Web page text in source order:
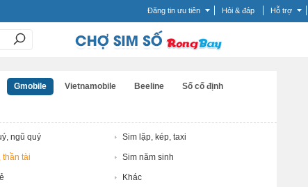
Đăng tin ưu tiên Hỏi & đáp Hỗ trợ
Gmobile Vietnamobile Beeline Số cố định
ngũ quý Sim lặp, kép, taxi
thần tài Sim năm sinh
Khác